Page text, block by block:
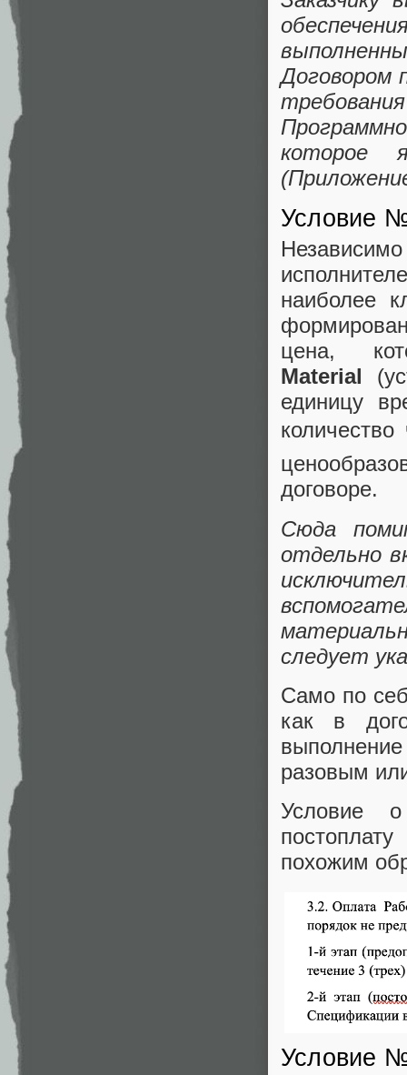
Договором
которое
Условие
наиболее
цена,
Material
единицу
договоре.
Сюда
отдельно
следует
Само по
как в
разовым
Условие
похожим
Условие